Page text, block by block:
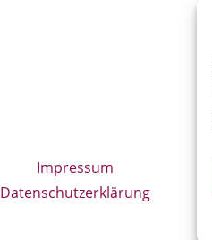
Impressum
Datenschutzerklärung